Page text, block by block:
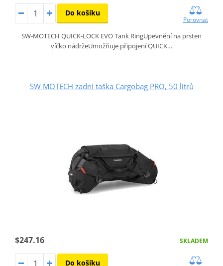
Do košíku
Porovnat
SW-MOTECH QUICK-LOCK EVO Tank RingUpevnění na prsten
víčko nádržeUmožňuje připojení QUICK…
SW MOTECH zadní taška Cargobag PRO, 50 litrů
$247.16 SKLADEM
Do košíku